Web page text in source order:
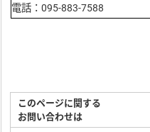
電話：095-883-7588
このページに関する
お問い合わせは